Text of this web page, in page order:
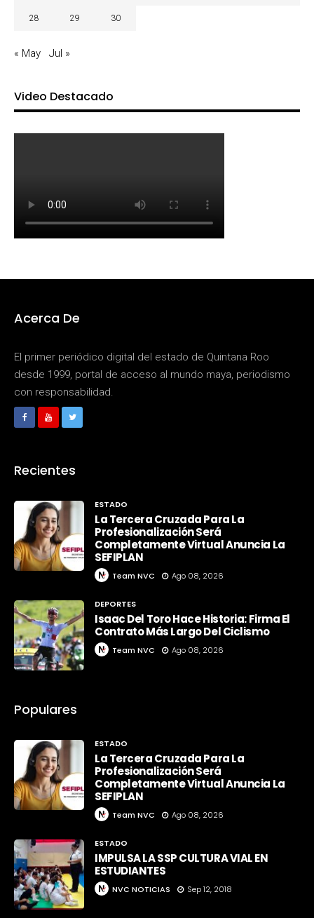
28 29 30
« May Jul »
Video Destacado
Acerca De
El primer periódico digital del estado de Quintana Roo
desde 1999, portal de acceso al mundo maya, periodismo
con responsabilidad.
Recientes
ESTADO
La Tercera Cruzada Para La
Profesionalización Será
Completamente Virtual Anuncia La
SEFIPLAN
Team NVC Ago 08, 2026
DEPORTES
Isaac Del Toro Hace Historia: Firma El
Contrato Más Largo Del Ciclismo
Team NVC Ago 08, 2026
Populares
ESTADO
La Tercera Cruzada Para La
Profesionalización Será
Completamente Virtual Anuncia La
SEFIPLAN
Team NVC Ago 08, 2026
ESTADO
IMPULSA LA SSP CULTURA VIAL EN
ESTUDIANTES
NVC NOTICIAS Sep 12, 2018